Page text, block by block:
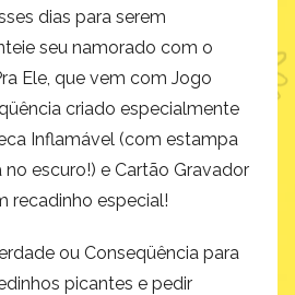
dias para serem
seu namorado com o
Ele, que vem com Jogo
criado especialmente
Inflamável (com estampa
escuro!) e Cartão Gravador
recadinho especial!
ou Conseqüência para
picantes e pedir